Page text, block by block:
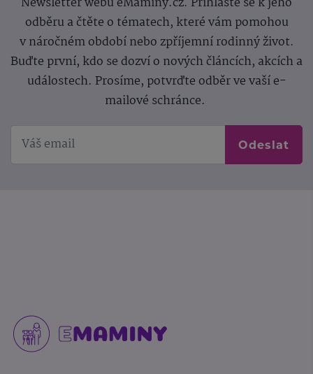
odběru a čtěte o tématech, které vám pomohou
v náročném období nebo zpříjemní rodinný život.
Buďte první, kdo se dozví o nových článcích, akcích a
událostech. Prosíme, potvrďte odběr ve vaší e-
mailové schránce.
Odeslat